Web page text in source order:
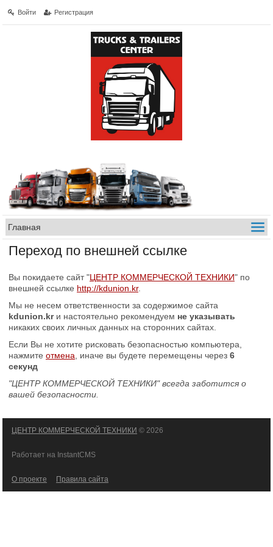
Войти Регистрация
Переход по внешней ссылке
Вы покидаете сайт "ЦЕНТР КОММЕРЧЕСКОЙ ТЕХНИКИ" по
внешней ссылке http://kdunion.kr.
Мы не несем ответственности за содержимое сайта
kdunion.krи настоятельно рекомендуем не указывать
никаких своих личных данных на сторонних сайтах.
Если Вы не хотите рисковать безопасностью компьютера,
нажмите отмена , иначе вы будете перемещены через 5
секунд
"ЦЕНТР КОММЕРЧЕСКОЙ ТЕХНИКИ" всегда заботится о
вашей безопасности.
ЦЕНТР КОММЕРЧЕСКОЙ ТЕХНИКИ © 2026
Работает на InstantCMS
О проекте Правила сайта